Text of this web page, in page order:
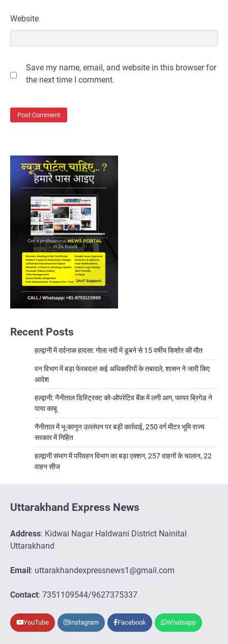
Website
Save my name, email, and website in this browser for
the next time I comment.
Recent Posts
हल्द्वानी में दर्दनाक हादसा: गोला नदी में डूबने से 15 वर्षीय किशोर की मौत
वन विभाग में बड़ा फेरबदल! कई अधिकारियों के तबादले, शासन ने जारी किए
आदेश
हल्द्वानी: नैनीताल डिस्ट्रिक्ट को-ऑपरेटिव बैंक में लगी आग, फायर ब्रिगेड ने
पाया काबू
नैनीताल में भू-कानून उल्लंघन पर बड़ी कार्रवाई, 250 वर्ग मीटर भूमि राज्य
सरकार में निहित
हल्द्वानी संभाग में परिवहन विभाग का बड़ा एक्शन, 257 वाहनों के चालान, 22
वाहन सीज
Uttarakhand Express News
Address: Kidwai Nagar Haldwani District Nainital
Uttarakhand
Email : uttarakhandexpressnews1@gmail.com
Contact: 7351109544/9627375337
YouTube Instagram Facebook Whatsapp